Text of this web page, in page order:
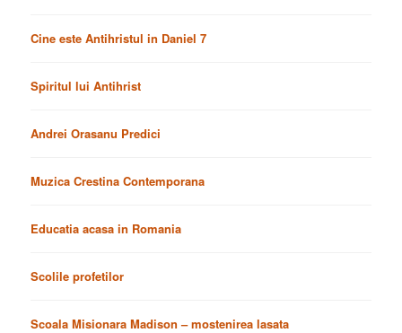
Cine este Antihristul in Daniel 7
Spiritul lui Antihrist
Andrei Orasanu Predici
Muzica Crestina Contemporana
Educatia acasa in Romania
Scolile profetilor
Scoala Misionara Madison – mostenirea lasata